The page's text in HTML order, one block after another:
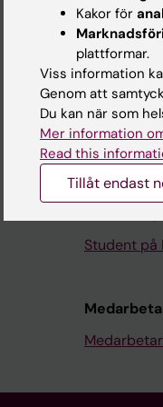
Student
Ladok
Canvas
Schema
Student på
Kakor för
plattformar.
Viss information
Genom att
Du kan när som
Mer information
Read this
Tillåt endast